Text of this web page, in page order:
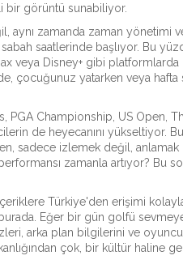
bir görüntü sunabiliyor.
aynı zamanda zaman yönetimi
saatlerinde başlıyor. Bu
veya Disney+ gibi
çocuğunuz yatarken veya hafta
PGA Championship, US Open,
de heyecanını yükseltiyor. Bu
sadece izlemek değil,
zamanla artıyor? Bu
Türkiye'den erişimi
Eğer bir gün golfü
arka plan bilgilerini ve
çok, bir kültür haline